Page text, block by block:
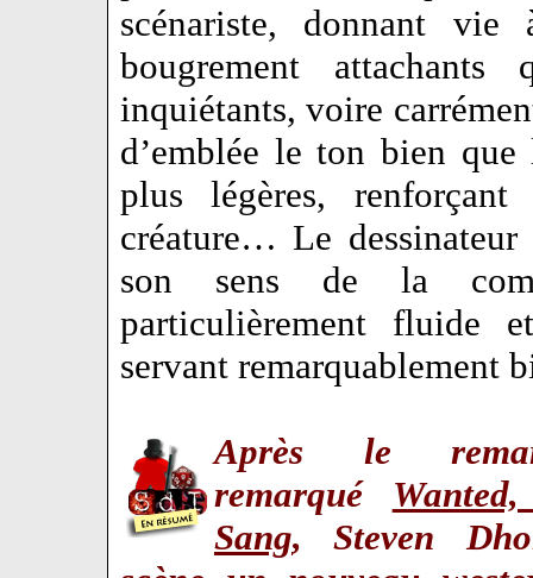
scénariste, donnant vie
bougrement
inquiétants, voire
d’emblée le ton bien que
plus légères,
créature… Le
son sens de la
particulièrement fluide
servant remarquablement
Après le
remarqué
Sang, Steven